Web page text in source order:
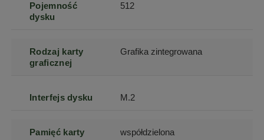
Pojemność
dysku
512
Rodzaj karty
graficznej
Grafika zintegrowana
Interfejs dysku M.2
Pamięć karty
współdzielona